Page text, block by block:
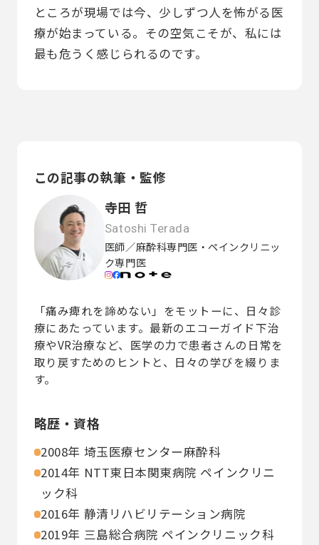
ところが現場では今、少しずつ人を怖がる医
療が始まっている。その空気こそが、私には
最も危うく感じられるのです。
この記事の執筆・監修
寺田 哲
Satoshi Terada
医師／麻酔科専門医・ペインクリニッ
ク専門医
「痛み痺れを諦めない」をモットーに、日々診
療にあたっています。最新のエコーガイド下治
療やVR治療など、医学の力で患者さんの日常を
取り戻すためのヒントと、日々の学びを綴りま
す。
略歴・資格
2008年 埼玉医療センター麻酔科
2014年 NTT東日本関東病院 ペインクリニ
ック科
2016年 静清リハビリテーション病院
2019年 三島総合病院 ペインクリニック科